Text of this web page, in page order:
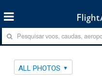
ALL PHOTOS